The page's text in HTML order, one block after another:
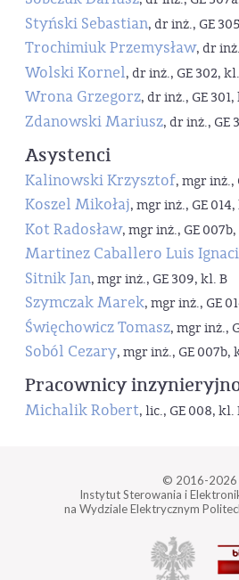
Styński Sebastian, dr inż., GE
Trochimiuk Przemysław, dr
Wolski Kornel, dr inż., GE 302,
Wrona Grzegorz, dr inż., GE 301,
Zdanowski Mariusz, dr inż., GE
Asystenci
Kalinowski Krzysztof, mgr inż.,
Koszel Mikołaj, mgr inż., GE
Kot Radosław, mgr inż., GE
Martinez Caballero Luis
Sitnik Jan, mgr inż., GE 309, kl. B
Szymczak Marek, mgr inż., GE
Święchowicz Tomasz, mgr inż.,
Soból Cezary, mgr inż., GE 007b,
Pracownicy
Michalik Robert, lic., GE 008, kl.
© 2016-2026
Instytut Sterowania i
na Wydziale Elektrycznym